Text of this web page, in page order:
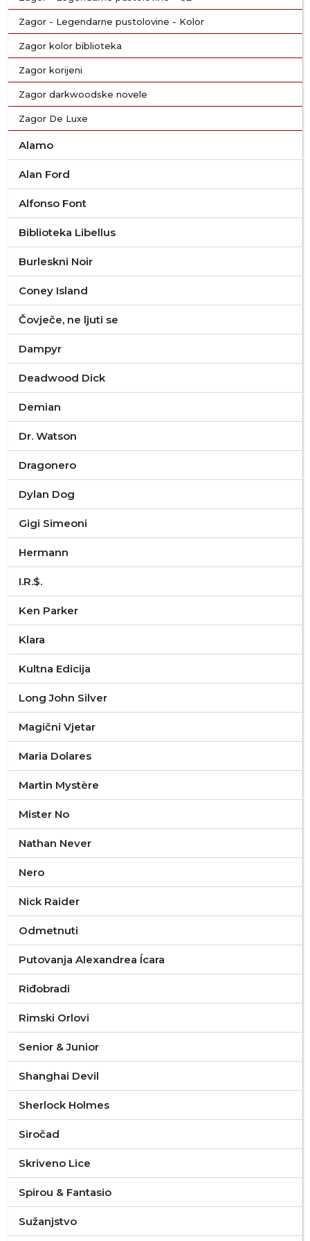
Zagor - Legendarne pustolovine - Kolor
Zagor kolor biblioteka
Zagor korijeni
Zagor darkwoodske novele
Zagor De Luxe
Alamo
Alan Ford
Alfonso Font
Biblioteka Libellus
Burleskni Noir
Coney Island
Čovječe, ne ljuti se
Dampyr
Deadwood Dick
Demian
Dr. Watson
Dragonero
Dylan Dog
Gigi Simeoni
Hermann
I.R.$.
Ken Parker
Klara
Kultna Edicija
Long John Silver
Magični Vjetar
Maria Dolares
Martin Mystère
Mister No
Nathan Never
Nero
Nick Raider
Odmetnuti
Putovanja Alexandrea Ícara
Riđobradi
Rimski Orlovi
Senior & Junior
Shanghai Devil
Sherlock Holmes
Siročad
Skriveno Lice
Spirou & Fantasio
Sužanjstvo